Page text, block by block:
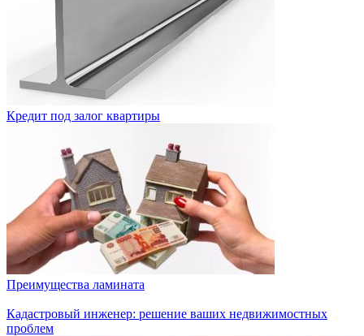
Кредит под залог квартиры
Преимущества ламината
Кадастровый инженер: решение ваших недвижимостных
проблем